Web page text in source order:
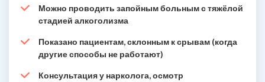
Можно проводить запойным больным с тяжёлой
стадией алкоголизма
Показано пациентам, склонным к срывам (когда
другие способы не работают)
Консультация у нарколога, осмотр